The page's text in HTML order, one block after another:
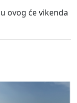
ovog će vikenda